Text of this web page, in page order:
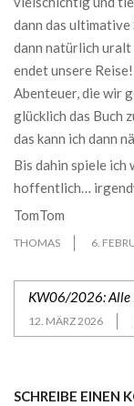
dann das ultimative
dann natürlich uralt
endet unsere
Abenteuer, die wir
glücklich das Buch
das kann ich dann
Bis dahin spiele
hoffentlich…
TomTom
THOMAS 6.
KW06/2026: Alle
12. MÄRZ 2026
SCHREIBE EINEN